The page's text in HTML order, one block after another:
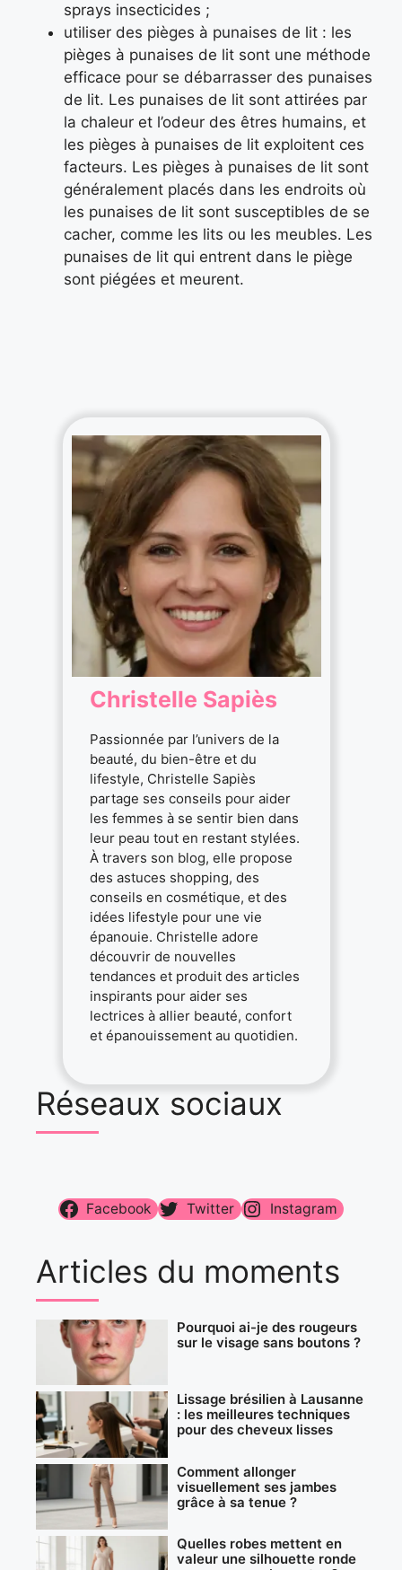
sprays insecticides ;
utiliser des pièges à punaises de lit : les
pièges à punaises de lit sont une méthode
efficace pour se débarrasser des punaises
de lit. Les punaises de lit sont attirées par
la chaleur et l’odeur des êtres humains, et
les pièges à punaises de lit exploitent ces
facteurs. Les pièges à punaises de lit sont
généralement placés dans les endroits où
les punaises de lit sont susceptibles de se
cacher, comme les lits ou les meubles. Les
punaises de lit qui entrent dans le piège
sont piégées et meurent.
Christelle Sapiès
Passionnée par l’univers de la
beauté, du bien-être et du
lifestyle, Christelle Sapiès
partage ses conseils pour aider
les femmes à se sentir bien dans
leur peau tout en restant stylées.
À travers son blog, elle propose
des astuces shopping, des
conseils en cosmétique, et des
idées lifestyle pour une vie
épanouie. Christelle adore
découvrir de nouvelles
tendances et produit des articles
inspirants pour aider ses
lectrices à allier beauté, confort
et épanouissement au quotidien.
Réseaux sociaux
Facebook Twitter Instagram
Articles du moments
Pourquoi ai-je des rougeurs
sur le visage sans boutons ?
Lissage brésilien à Lausanne
: les meilleures techniques
pour des cheveux lisses
Comment allonger
visuellement ses jambes
grâce à sa tenue ?
Quelles robes mettent en
valeur une silhouette ronde